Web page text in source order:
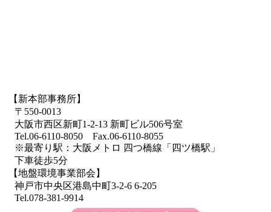
【新本部事務所】
〒550-0013
大阪市西区新町1-2-13 新町ビル506号室
Tel.06-6110-8050 Fax.06-6110-8055
※最寄り駅：大阪メトロ 四つ橋線「四ツ橋駅」
下車徒歩5分
【地盤環境事業部会】
神戸市中央区港島中町3-2-6 6-205
Tel.078-381-9914